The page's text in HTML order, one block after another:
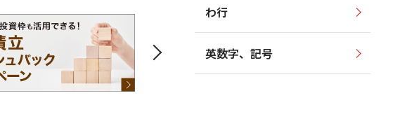
わ行
英数字、記号